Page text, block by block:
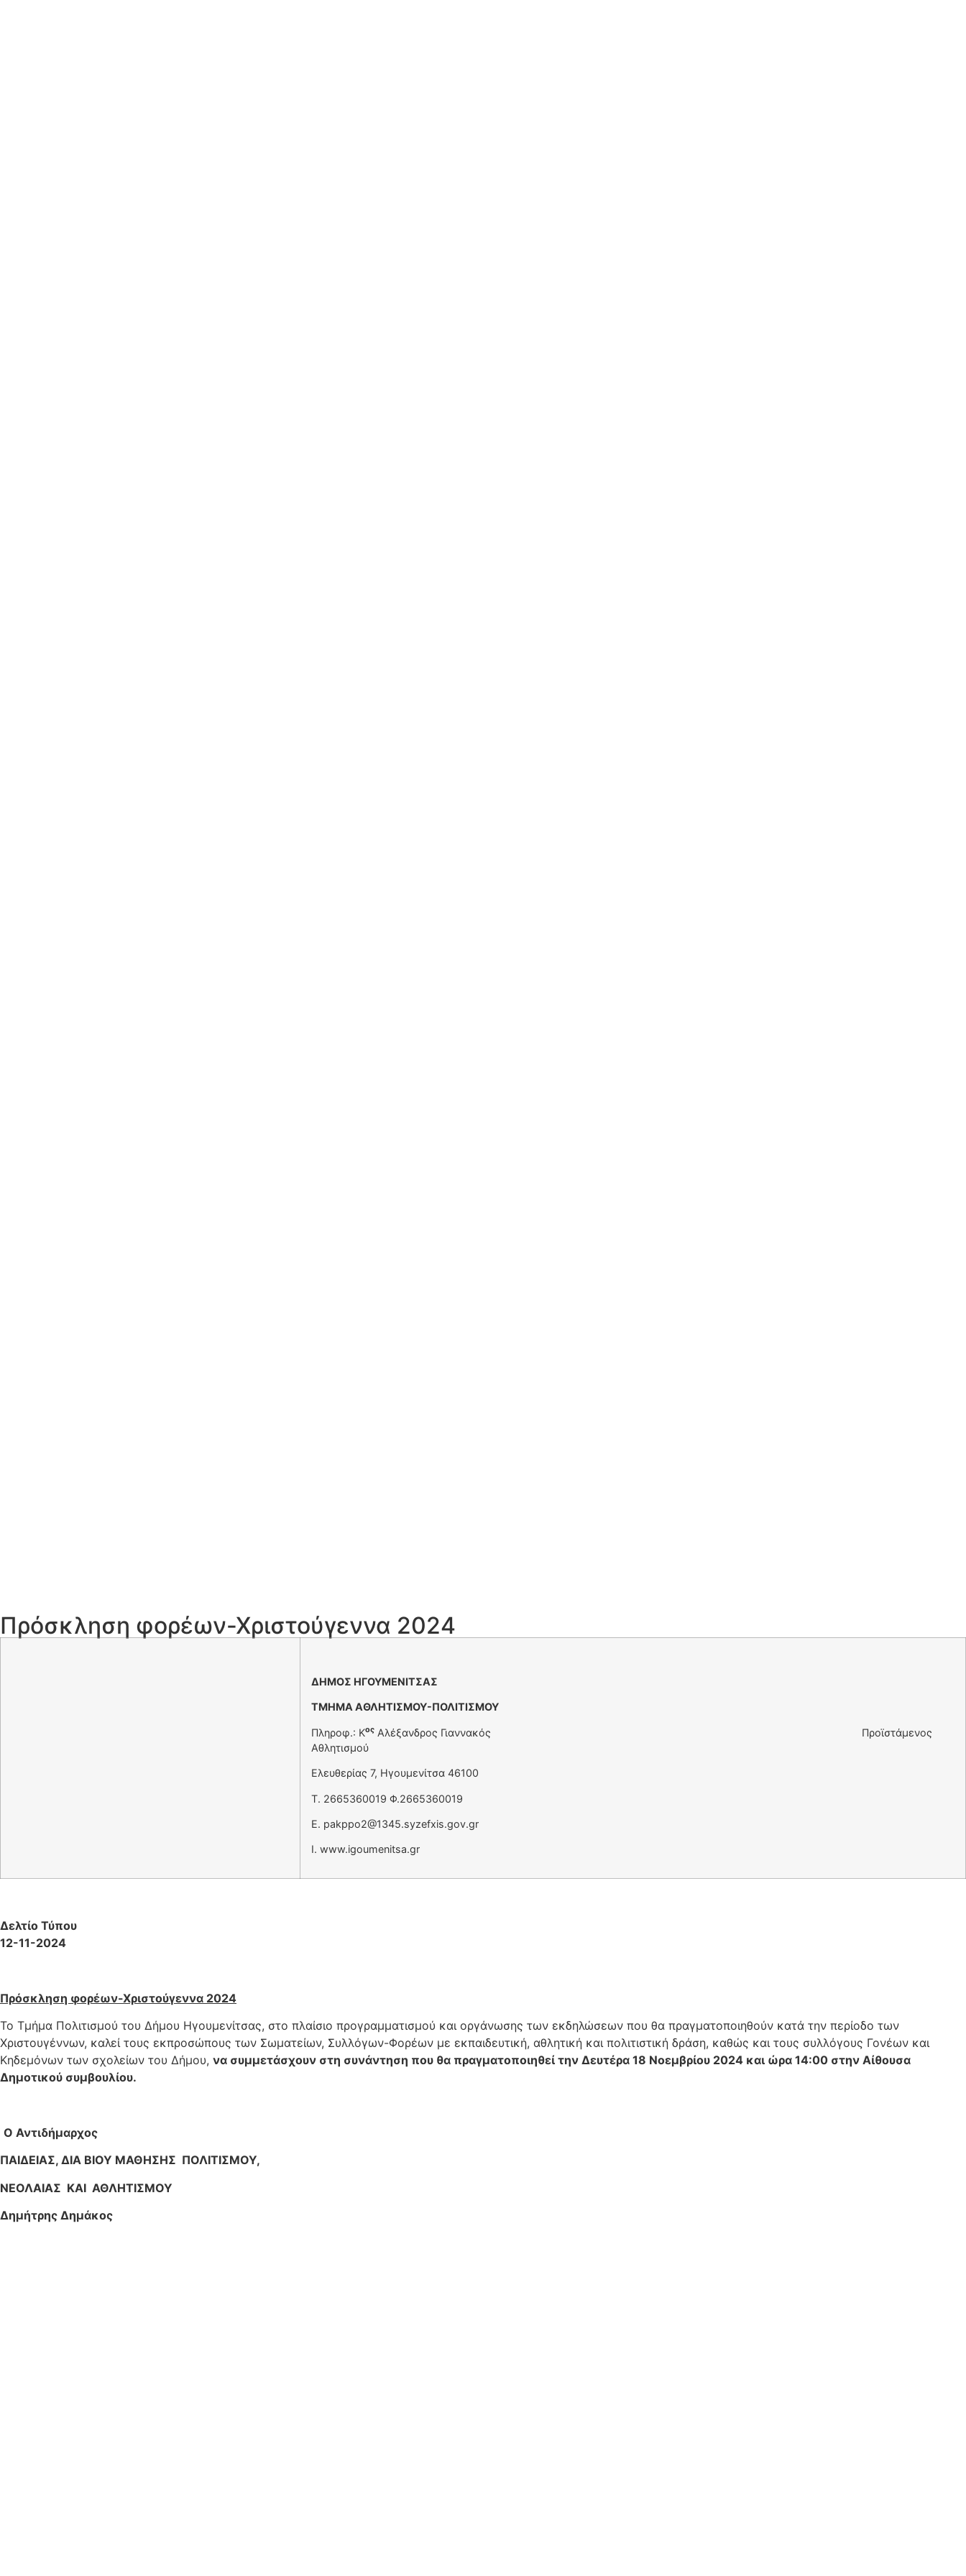
Πρόσκληση φορέων-Χριστούγεννα 2024
ΔΗΜΟΣ ΗΓΟΥΜΕΝΙΤΣΑΣ
ΤΜΗΜΑ ΑΘΛΗΤΙΣΜΟΥ-ΠΟΛΙΤΙΣΜΟΥ
Πληροφ.: Κος Αλέξανδρος Γιαννακός Προϊστάμενος
Αθλητισμού
Ελευθερίας 7, Ηγουμενίτσα 46100
T. 2665360019 Φ.2665360019
Ε. pakppo2@1345.syzefxis.gov.gr
I. www.igoumenitsa.gr
Δελτίο Τύπου
12-11-2024
Πρόσκληση φορέων-Χριστούγεννα 2024
Το Τμήμα Πολιτισμού του Δήμου Ηγουμενίτσας, στο πλαίσιο προγραμματισμού και οργάνωσης των εκδηλώσεων που θα πραγματοποιηθούν κατά την περίοδο των
Χριστουγέννων, καλεί τους εκπροσώπους των Σωματείων, Συλλόγων-Φορέων με εκπαιδευτική, αθλητική και πολιτιστική δράση, καθώς και τους συλλόγους Γονέων και
Κηδεμόνων των σχολείων του Δήμου, να συμμετάσχουν στη συνάντηση που θα πραγματοποιηθεί την Δευτέρα 18 Νοεμβρίου 2024 και ώρα 14:00 στην Αίθουσα
Δημοτικού συμβουλίου.
Ο Αντιδήμαρχος
ΠΑΙΔΕΙΑΣ, ΔΙΑ ΒΙΟΥ ΜΑΘΗΣΗΣ ΠΟΛΙΤΙΣΜΟΥ,
ΝΕΟΛΑΙΑΣ ΚΑΙ ΑΘΛΗΤΙΣΜΟΥ
Δημήτρης Δημάκος